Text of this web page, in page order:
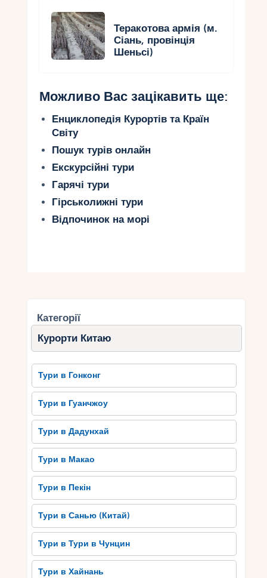
Теракотова армія (м.
Сіань, провінція
Шеньсі)
Можливо Вас зацікавить ще:
Енциклопедія Курортів та Країн
Світу
Пошук турів онлайн
Екскурсійні тури
Гарячі тури
Гірськолижні тури
Відпочинок на морі
Категорії
Курорти Китаю
Тури в Гонконг
Тури в Гуанчжоу
Тури в Дадунхай
Тури в Макао
Тури в Пекін
Тури в Санью (Китай)
Тури в Тури в Чунцин
Тури в Хайнань